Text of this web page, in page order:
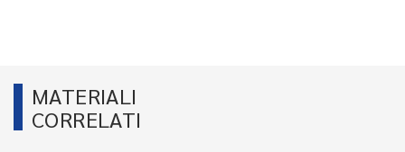
MATERIALI
CORRELATI